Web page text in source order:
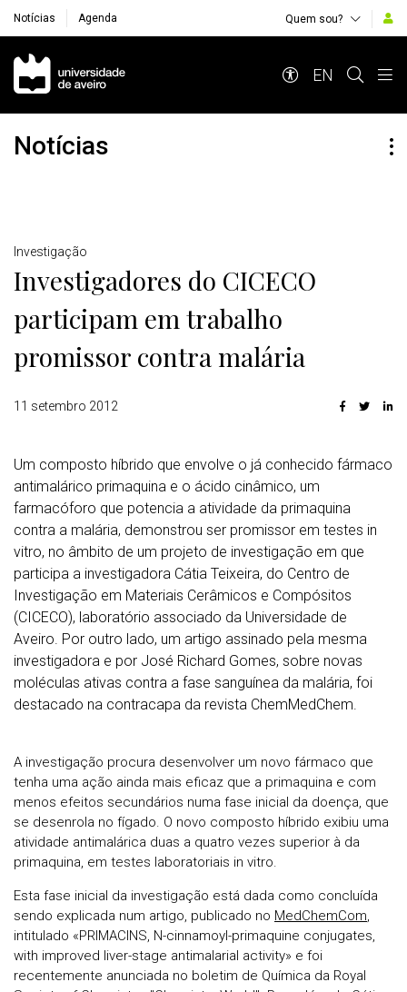
Notícias Agenda Quem sou?
Navegação Principal
EN
Notícias
Detalhes
Investigação
Investigadores do CICECO
participam em trabalho
promissor contra malária
11 setembro 2012
Um composto híbrido que envolve o já conhecido fármaco
antimalárico primaquina e o ácido cinâmico, um
farmacóforo que potencia a atividade da primaquina
contra a malária, demonstrou ser promissor em testes in
vitro, no âmbito de um projeto de investigação em que
participa a investigadora Cátia Teixeira, do Centro de
Investigação em Materiais Cerâmicos e Compósitos
(CICECO), laboratório associado da Universidade de
Aveiro. Por outro lado, um artigo assinado pela mesma
investigadora e por José Richard Gomes, sobre novas
moléculas ativas contra a fase sanguínea da malária, foi
destacado na contracapa da revista ChemMedChem.
A investigação procura desenvolver um novo fármaco que
tenha uma ação ainda mais eficaz que a primaquina e com
menos efeitos secundários numa fase inicial da doença, que
se desenrola no fígado. O novo composto híbrido exibiu uma
atividade antimalárica duas a quatro vezes superior à da
primaquina, em testes laboratoriais in vitro.
Esta fase inicial da investigação está dada como concluída
sendo explicada num artigo, publicado no MedChemCom,
intitulado «PRIMACINS, N-cinnamoyl-primaquine conjugates,
with improved liver-stage antimalarial activity» e foi
recentemente anunciada no boletim de Química da Royal